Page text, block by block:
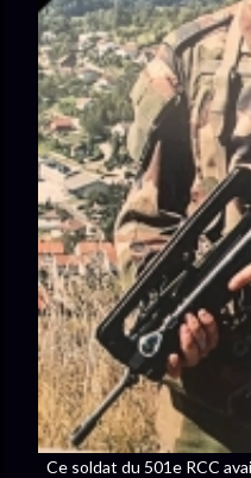
Ce soldat du 501e RCC